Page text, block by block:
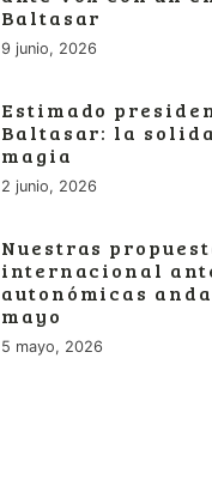
Baltasar
9 junio, 2026
Estimado
Baltasar: la
magia
2 junio, 2026
Nuestras
internacional
autonómicas
mayo
5 mayo, 2026